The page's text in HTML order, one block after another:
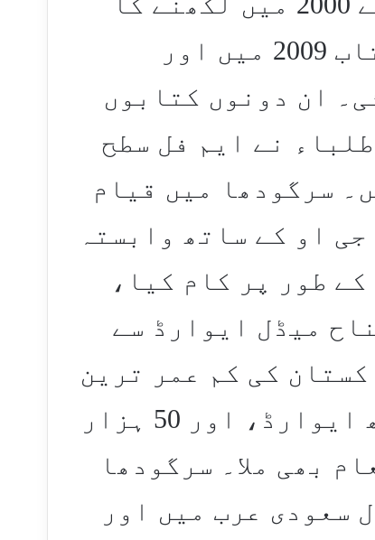
آغاز کیا، لیکن ان کی پہلی کتاب 2009 میں اور
شائع ہوئی۔ ان دونوں کتابوں
نے ایم فل سطح
سرگودھا میں قیام
او کے ساتھ وابستہ
طور پر کام کیا،
فاطمہ جناح میڈل ایوارڈ سے
انہیں پاکستان کی کم عمر ترین
شاعرہ کا ایوارڈ، نیشنل یوتھ ایوارڈ، اور 50 ہزار
بھی ملا۔ سرگودھا
سعودی عرب میں اور